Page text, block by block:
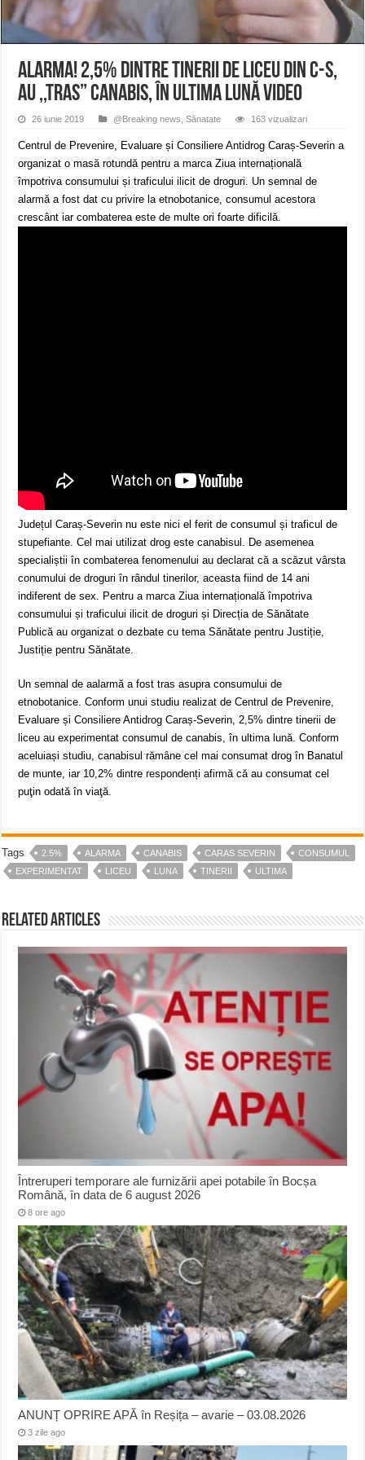
ANUNȚ OPRIRE APĂ în Reșița, cartier Țerova – avarie – 04.08.2026
ALARMA! 2,5% dintre tinerii de liceu din C-S,
au ,,tras” canabis, în ultima lună VIDEO
26 iunie 2019 @Breaking news ,Sănatate 163 vizualizari
Centrul de Prevenire, Evaluare și Consiliere Antidrog Caraș-Severin a
organizat o masă rotundă pentru a marca Ziua internațională
împotriva consumului și traficului ilicit de droguri. Un semnal de
alarmă a fost dat cu privire la etnobotanice, consumul acestora
crescânt iar combaterea este de multe ori foarte dificilă.
Județul Caraș-Severin nu este nici el ferit de consumul și traficul de
stupefiante. Cel mai utilizat drog este canabisul. De asemenea
specialiștii în combaterea fenomenului au declarat că a scăzut vârsta
conumului de droguri în rândul tinerilor, aceasta fiind de 14 ani
indiferent de sex. Pentru a marca Ziua internațională împotriva
consumului și traficului ilicit de droguri și Direcția de Sănătate
Publică au organizat o dezbate cu tema Sănătate pentru Justiție,
Justiție pentru Sănătate.
Un semnal de aalarmă a fost tras asupra consumului de
etnobotanice. Conform unui studiu realizat de Centrul de Prevenire,
Evaluare și Consiliere Antidrog Caraș-Severin, 2,5% dintre tinerii de
liceu au experimentat consumul de canabis, în ultima lună. Conform
aceluiași studiu, canabisul rămâne cel mai consumat drog în Banatul
de munte, iar 10,2% dintre respondenți afirmă că au consumat cel
puţin odată în viaţă.
Tags 2.5% ALARMA CANABIS CARAS SEVERIN
CONSUMUL
EXPERIMENTAT
LICEU LUNA TINERII ULTIMA
Related Articles
Întreruperi temporare ale furnizării apei potabile în Bocșa
Română, în data de 6 august 2026
8 ore ago
ANUNȚ OPRIRE APĂ în Reșița – avarie – 03.08.2026
3 zile ago